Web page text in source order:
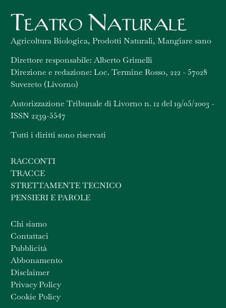
Agricoltura Biologica, Prodotti Naturali, Mangiare sano
Direttore responsabile: Alberto Grimelli
Direzione e redazione: Loc. Termine Rosso, 222 - 57028
Suvereto (Livorno)
Autorizzazione Tribunale di Livorno n. 12 del 19/05/2003 -
ISSN 2239-5547
Tutti i diritti sono riservati
RACCONTI
TRACCE
STRETTAMENTE TECNICO
PENSIERI E PAROLE
Chi siamo
Contattaci
Pubblicità
Abbonamento
Disclaimer
Privacy Policy
Cookie Policy